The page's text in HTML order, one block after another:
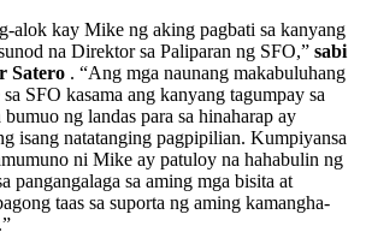
alok kay Mike ng aking pagbati sa kanyang
na Direktor sa Paliparan ng SFO,” sabi
Satero . “Ang mga naunang makabuluhang
SFO kasama ang kanyang tagumpay sa
ng landas para sa hinaharap ay
isang natatanging pagpipilian. Kumpiyansa
ni Mike ay patuloy na hahabulin ng
pangangalaga sa aming mga bisita at
taas sa suporta ng aming kamangha-